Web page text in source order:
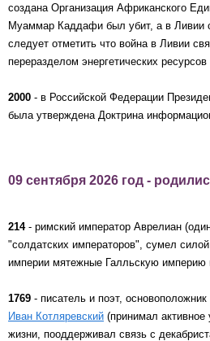
создана Организация Африканского
Муаммар Каддафи был убит, а в Ливии
следует отметить что война в Ливии
переразделом энергетических ресурсов
2000 - в Российской Федерации
была утверждена Доктрина
09 сентября 2026 год -
214- римский император Аврелиан
"солдатских императоров", сумел
империи мятежные Галльскую империю
1769 - писатель и поэт,
Иван Котляревский (принимал активное
жизни, пооддерживал связь с